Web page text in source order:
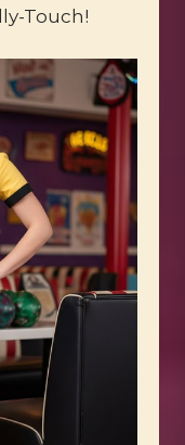
Touch!